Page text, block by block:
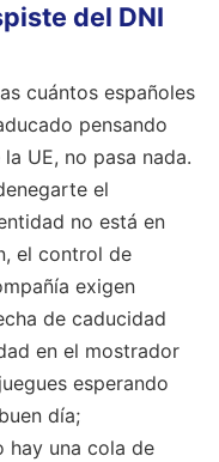
del DNI
cuántos españoles
pensando
UE, no pasa nada.
el
no está en
el control de
exigen
de caducidad
en el mostrador
esperando
día;
hay una cola de